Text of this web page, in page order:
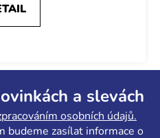
a slevách
osobních údajů.
budeme zasílat informace o